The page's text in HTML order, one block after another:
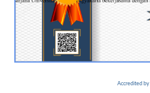
Accredited by